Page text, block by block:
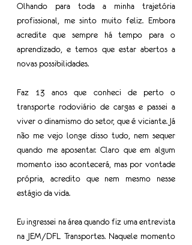
Olhando para toda a minha trajetória
profissional, me sinto muito feliz. Embora
acredite que sempre há tempo para o
aprendizado, e temos que estar abertos a
novas possibilidades.
Faz 13 anos que conheci de perto o
transporte rodoviário de cargas e passei a
viver o dinamismo do setor, que é viciante. Já
não me vejo longe disso tudo, nem sequer
quando me aposentar. Claro que em algum
momento isso acontecerá, mas por vontade
própria, acredito que nem mesmo nesse
estágio da vida.
Eu ingressei na área quando fiz uma entrevista
na JEM/DFL Transportes. Naquele momento